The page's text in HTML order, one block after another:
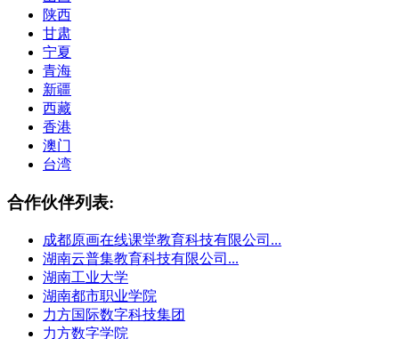
陕西
甘肃
宁夏
青海
新疆
西藏
香港
澳门
台湾
合作伙伴列表:
成都原画在线课堂教育科技有限公司...
湖南云普集教育科技有限公司...
湖南工业大学
湖南都市职业学院
力方国际数字科技集团
力方数字学院